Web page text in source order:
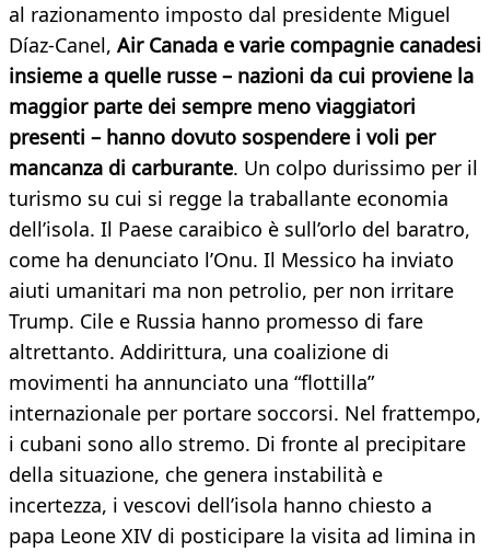
al razionamento imposto dal presidente Miguel
Díaz-Canel, Air Canada e varie compagnie canadesi
insieme a quelle russe – nazioni da cui proviene la
maggior parte dei sempre meno viaggiatori
presenti – hanno dovuto sospendere i voli per
mancanza di carburante. Un colpo durissimo per il
turismo su cui si regge la traballante economia
dell’isola. Il Paese caraibico è sull’orlo del baratro,
come ha denunciato l’Onu. Il Messico ha inviato
aiuti umanitari ma non petrolio, per non irritare
Trump. Cile e Russia hanno promesso di fare
altrettanto. Addirittura, una coalizione di
movimenti ha annunciato una “flottilla”
internazionale per portare soccorsi. Nel frattempo,
i cubani sono allo stremo. Di fronte al precipitare
della situazione, che genera instabilità e
incertezza, i vescovi dell’isola hanno chiesto a
papa Leone XIV di posticipare la visita ad limina in